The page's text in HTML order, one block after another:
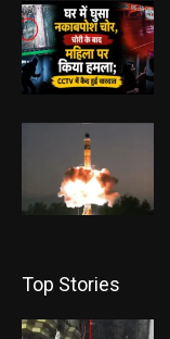
Top Stories